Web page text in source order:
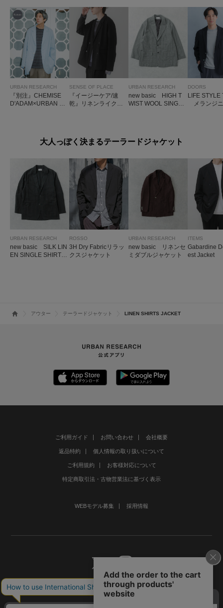
URBAN RESEARCH
『別注』CHEMISE
D'ADAM×URBAN RE
SENSE OF PLACE
『イージーケア/速
乾』リネンライクダ
URBAN RESEARCH
new basic HIGH T
WIST WOOL SINGLE
DOORS
LIFE STYLE
メランジ
大人っぽく決まるテーラードジャケット
URBAN RESEARCH
new basic SILK LIN
EN SINGLE SHIRTS
ROSSO
3H Dry Fabricリラッ
クスジャケット
URBAN RESEARCH
new basic リネンセ
ミダブルジャケット
ITEMS
Gabardine
est Jacket
アウター テーラードジャケット LINEN SHIRTS JACKET
ご利用ガイド お問い合わせ 会社概要
返品特約 個人情報の取り扱いについて
ご利用規約 お客様対応について
特定商取引法・古物営業法に基づく表示
WEBモデル募集 採用情報